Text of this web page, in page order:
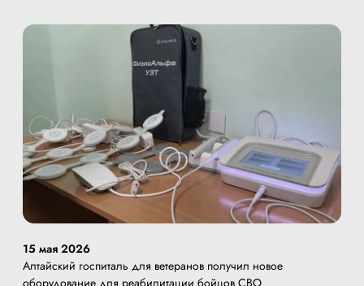
15 мая 2026
Алтайский госпиталь для ветеранов получил новое